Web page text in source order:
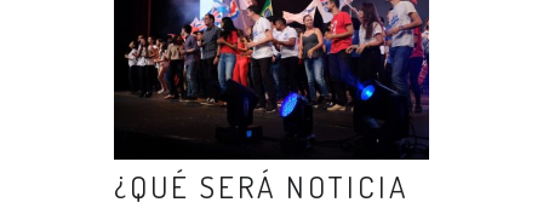
¿QUÉ SERÁ NOTICIA